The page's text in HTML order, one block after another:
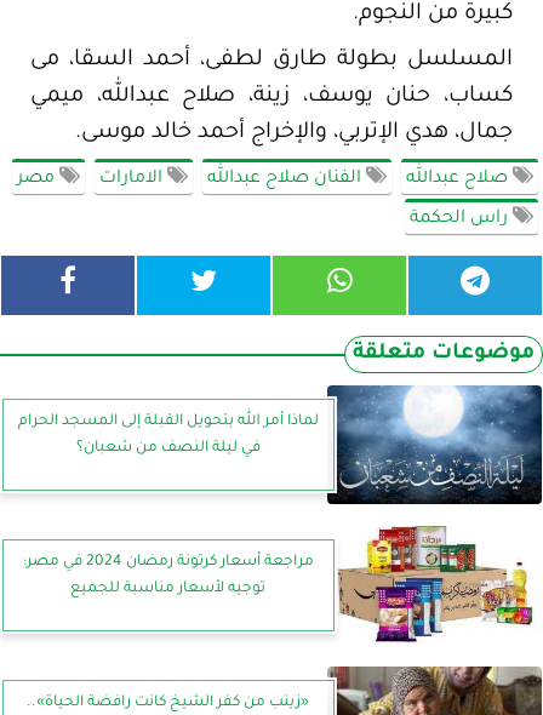
كبيرة من النجوم.
المسلسل بطولة طارق لطفى، أحمد السقا، مى
كساب، حنان يوسف، زينة، صلاح عبدالله، ميمي
جمال، هدي الإتربي، والإخراج أحمد خالد موسى.
صلاح عبدالله الفنان صلاح عبدالله الامارات مصر
راس الحكمة
موضوعات متعلقة
لماذا أمر الله بتحويل القبلة إلى المسجد الحرام
في ليلة النصف من شعبان؟
مراجعة أسعار كرتونة رمضان 2024 في مصر:
توجيه لأسعار مناسبة للجميع
«زينب من كفر الشيخ كانت رافضة الحياة»..